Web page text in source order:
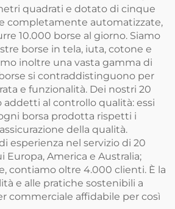
quadrati e dotato di cinque
completamente automatizzate,
10.000 borse al giorno. Siamo
borse in tela, iuta, cotone e
inoltre una vasta gamma di
si contraddistinguono per
e funzionalità. Dei nostri 20
al controllo qualità: essi
borsa prodotta rispetti i
della qualità.
esperienza nel servizio di 20
Europa, America e Australia;
contiamo oltre 4.000 clienti. È la
e alle pratiche sostenibili a
commerciale affidabile per così